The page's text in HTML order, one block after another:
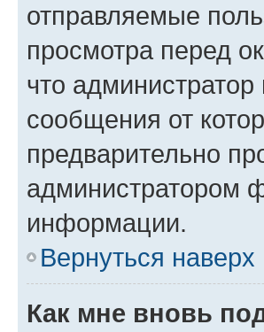
отправляемые
просмотра перед
что
сообщения от
предварительно
администратором
информации.
Вернуться наверх
Как мне вновь